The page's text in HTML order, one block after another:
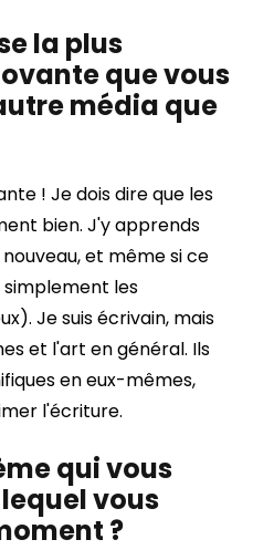
la plus
que vous
média que
! Je dois dire que les
bien. J'y apprends
et même si ce
simplement les
Je suis écrivain, mais
et l'art en général. Ils
en eux-mêmes,
l'écriture.
qui vous
vous
?